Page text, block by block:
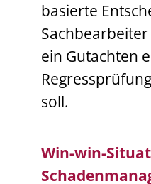
basierte
ein Gutachten
soll.
Win-win-